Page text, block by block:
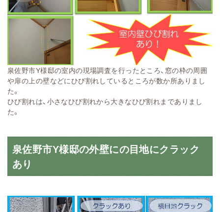
泉佐野市Y様邸の室内の現場調査を行ったところ、窓の枠の周囲
や扉の上の壁などにひび割れしているところが数か所ありまし
た。
ひび割れは、小さなひび割れから大きなひび割れまでありまし
た。
泉佐野市Y様邸の外壁にの目地にクラック
あり